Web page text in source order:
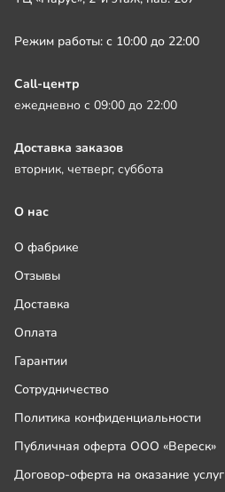
Режим работы: с 10:00 до 22:00
Call-центр
ежедневно с 09:00 до 22:00
Доставка заказов
вторник, четверг, суббота
О нас
О фабрике
Отзывы
Доставка
Оплата
Гарантии
Сотрудничество
Политика конфиденциальности
Публичная оферта ООО «Вереск»
Договор-оферта на оказание услуг